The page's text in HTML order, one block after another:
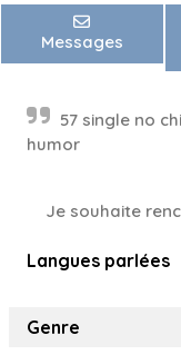
Messages
57 single no
humor
Je souhaite
Langues parlées
Genre